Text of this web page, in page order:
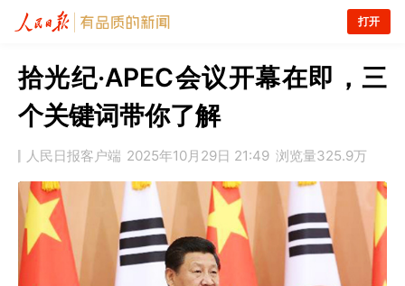
打开
拾光纪·APEC会议开幕在即，三
个关键词带你了解
人民日报客户端 2025年10月29日 21:49 浏览量325.9万